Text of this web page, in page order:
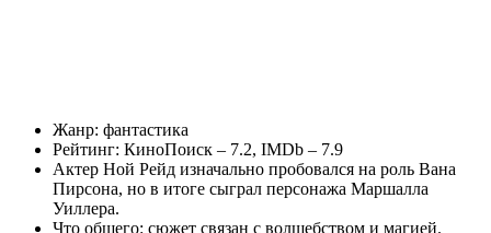
Жанр: фантастика
Рейтинг: КиноПоиск – 7.2, IMDb – 7.9
Актер Ной Рейд изначально пробовался на роль Вана
Пирсона, но в итоге сыграл персонажа Маршалла
Уиллера.
Что общего: сюжет связан с волшебством и магией.